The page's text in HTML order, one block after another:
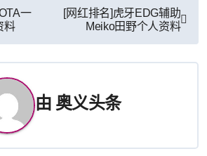
一
料
[网红排名]虎牙EDG辅助
Meiko田野个人资料
由 奥义头条